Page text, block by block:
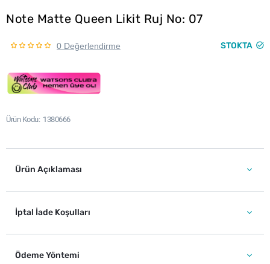
Note Matte Queen Likit Ruj No: 07
0 Değerlendirme STOKTA
Ürün Kodu 1380666
Ürün Açıklaması
İptal İade Koşulları
Ödeme Yöntemi